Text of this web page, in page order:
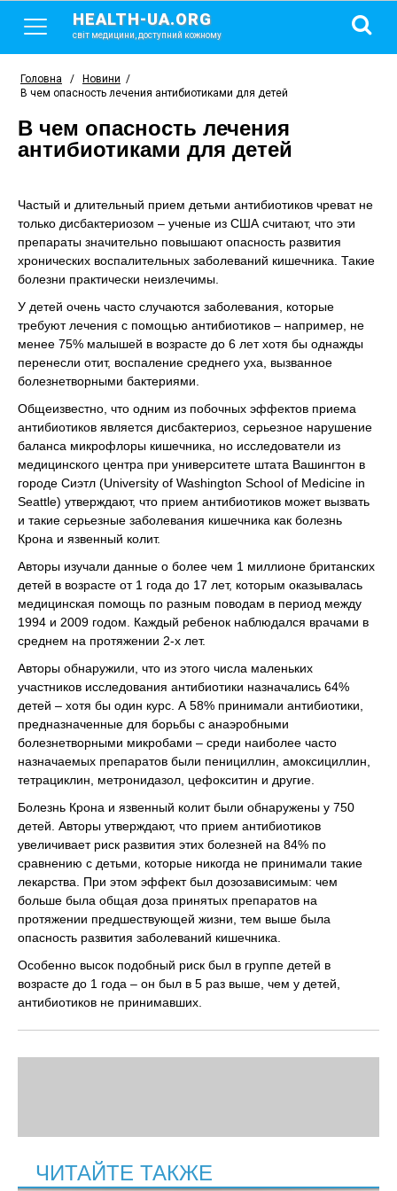
HEALTH-UA.ORG
світ медицини, доступний кожному
Головна / Новини /
В чем опасность лечения антибиотиками для детей
В чем опасность лечения
антибиотиками для детей
Частый и длительный прием детьми антибиотиков чреват не
только дисбактериозом – ученые из США считают, что эти
препараты значительно повышают опасность развития
хронических воспалительных заболеваний кишечника. Такие
болезни практически неизлечимы.
У детей очень часто случаются заболевания, которые
требуют лечения с помощью антибиотиков – например, не
менее 75% малышей в возрасте до 6 лет хотя бы однажды
перенесли отит, воспаление среднего уха, вызванное
болезнетворными бактериями.
Общеизвестно, что одним из побочных эффектов приема
антибиотиков является дисбактериоз, серьезное нарушение
баланса микрофлоры кишечника, но исследователи из
медицинского центра при университете штата Вашингтон в
городе Сиэтл (University of Washington School of Medicine in
Seattle) утверждают, что прием антибиотиков может вызвать
и такие серьезные заболевания кишечника как болезнь
Крона и язвенный колит.
Авторы изучали данные о более чем 1 миллионе британских
детей в возрасте от 1 года до 17 лет, которым оказывалась
медицинская помощь по разным поводам в период между
1994 и 2009 годом. Каждый ребенок наблюдался врачами в
среднем на протяжении 2-х лет.
Авторы обнаружили, что из этого числа маленьких
участников исследования антибиотики назначались 64%
детей – хотя бы один курс. А 58% принимали антибиотики,
предназначенные для борьбы с анаэробными
болезнетворными микробами – среди наиболее часто
назначаемых препаратов были пенициллин, амоксициллин,
тетрациклин, метронидазол, цефокситин и другие.
Болезнь Крона и язвенный колит были обнаружены у 750
детей. Авторы утверждают, что прием антибиотиков
увеличивает риск развития этих болезней на 84% по
сравнению с детьми, которые никогда не принимали такие
лекарства. При этом эффект был дозозависимым: чем
больше была общая доза принятых препаратов на
протяжении предшествующей жизни, тем выше была
опасность развития заболеваний кишечника.
Особенно высок подобный риск был в группе детей в
возрасте до 1 года – он был в 5 раз выше, чем у детей,
антибиотиков не принимавших.
ЧИТАЙТЕ ТАКЖЕ